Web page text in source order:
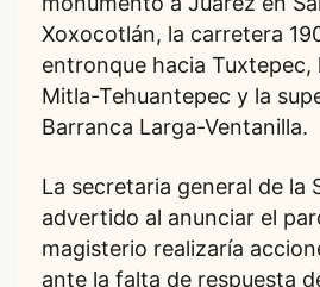
Xoxocotlán, la carretera
entronque hacia Tuxtepec,
Mitla-Tehuantepec y la
Barranca Larga-Ventanilla.
La secretaria general de la
advertido al anunciar el
magisterio realizaría
ante la falta de respuesta